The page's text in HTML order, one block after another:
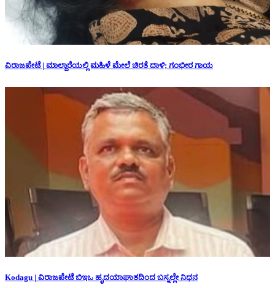
ವಿರಾಜಪೇಟೆ | ಮಾಲ್ದಾರೆಯಲ್ಲಿ ಮಹಿಳೆ ಮೇಲೆ ಚಿರತೆ ದಾಳಿ; ಗಂಭೀರ ಗಾಯ
Kodagu | ವಿರಾಜಪೇಟೆ ಬಿಇಒ ಹೃದಯಾಘಾತದಿಂದ ಬಸ್ನಲ್ಲೇ ನಿಧನ